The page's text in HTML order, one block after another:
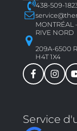
438-509-
MONTRÉAL
RIVE NORD
209A-6500
H4T 1X4
Service